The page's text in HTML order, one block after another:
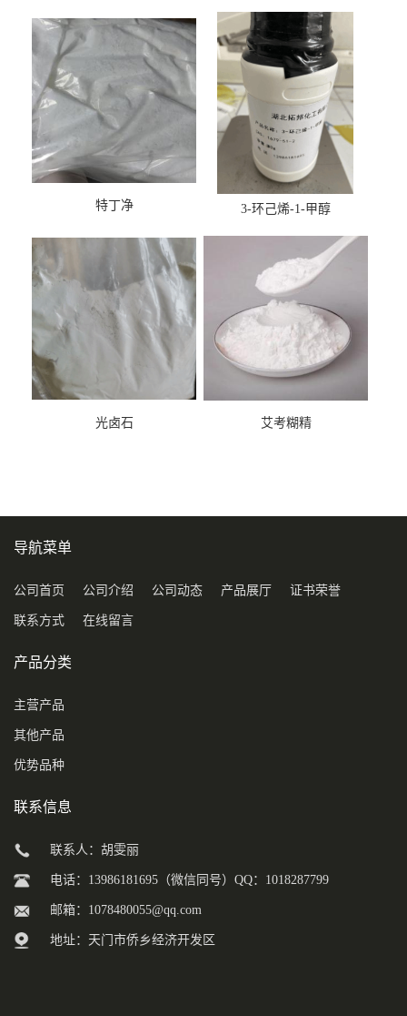
特丁净 3-环己烯-1-甲醇
光卤石 艾考糊精
导航菜单
公司首页 公司介绍 公司动态 产品展厅 证书荣誉
联系方式 在线留言
产品分类
主营产品
其他产品
优势品种
联系信息
联系人：胡雯丽
电话：13986181695（微信同号）QQ：1018287799
邮箱： 1078480055@qq.com
地址：天门市侨乡经济开发区